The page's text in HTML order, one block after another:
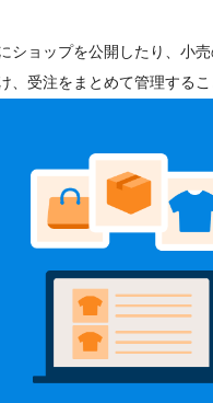
ショップを公開したり、小
、受注をまとめて管理するこ